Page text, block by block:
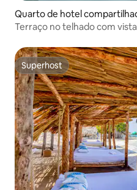
Quarto de hotel
Terraço no telhado com
Superhost
Superhost